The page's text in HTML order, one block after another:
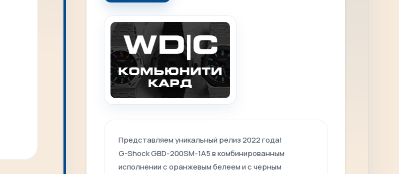
Представляем уникальный релиз 2022 года!
G-Shock GBD-200SM-1A5 в комбинированным
исполнении с оранжевым белеем и с черным